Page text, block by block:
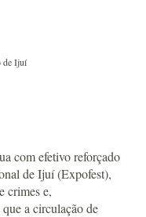
de Ijuí
com efetivo reforçado
de Ijuí (Expofest),
crimes e,
a circulação de